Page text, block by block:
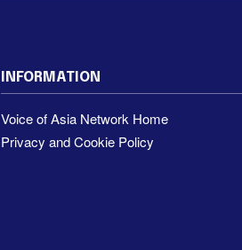
INFORMATION
Voice of Asia Network Home
Privacy and Cookie Policy